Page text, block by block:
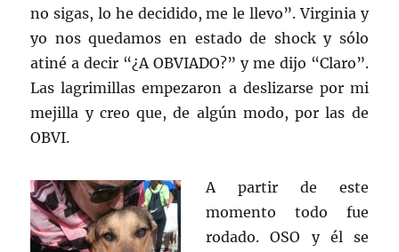
no sigas, lo he decidido, me le llevo”. Virginia y
yo nos quedamos en estado de shock y sólo
atiné a decir “¿A OBVIADO?” y me dijo “Claro”.
Las lagrimillas empezaron a deslizarse por mi
mejilla y creo que, de algún modo, por las de
OBVI.
A partir de este
momento todo fue
rodado. OSO y él se